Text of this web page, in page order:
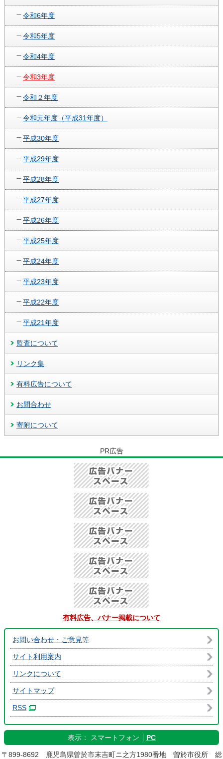
令和6年度
令和5年度
令和4年度
令和3年度
令和２年度
令和元年度（平成31年度）
平成30年度
平成29年度
平成28年度
平成27年度
平成26年度
平成25年度
平成24年度
平成23年度
平成22年度
平成21年度
監査について
リンク集
有料広告について
お問合わせ
寄附について
PR広告
有料広告、バナー掲載について
お問い合わせ・ご意見等
サイト利用案内
リンクについて
サイトマップ
RSS
表示： スマートフォン PC
〒899-8692 鹿児島県曽於市末吉町ニ之方1980番地 曽於市役所 総